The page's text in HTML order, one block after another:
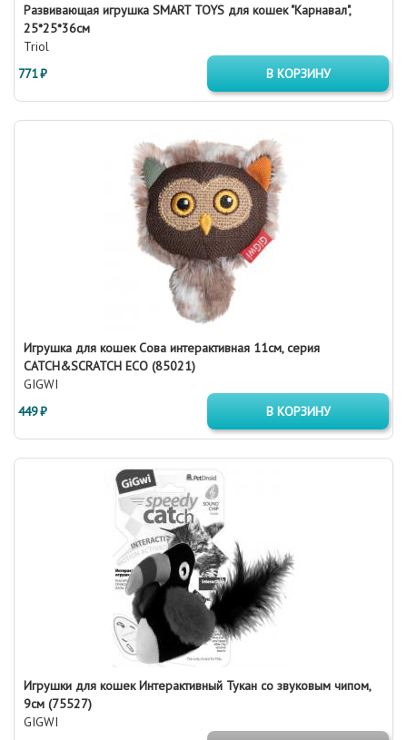
Развивающая игрушка SMART TOYS для кошек "Карнавал",
25*25*36см
Triol
771 ₽
В КОРЗИНУ
Игрушка для кошек Сова интерактивная 11см, серия
CATCH&SCRATCH ECO (85021)
GIGWI
449 ₽
В КОРЗИНУ
Игрушки для кошек Интерактивный Тукан со звуковым чипом,
9см (75527)
GIGWI